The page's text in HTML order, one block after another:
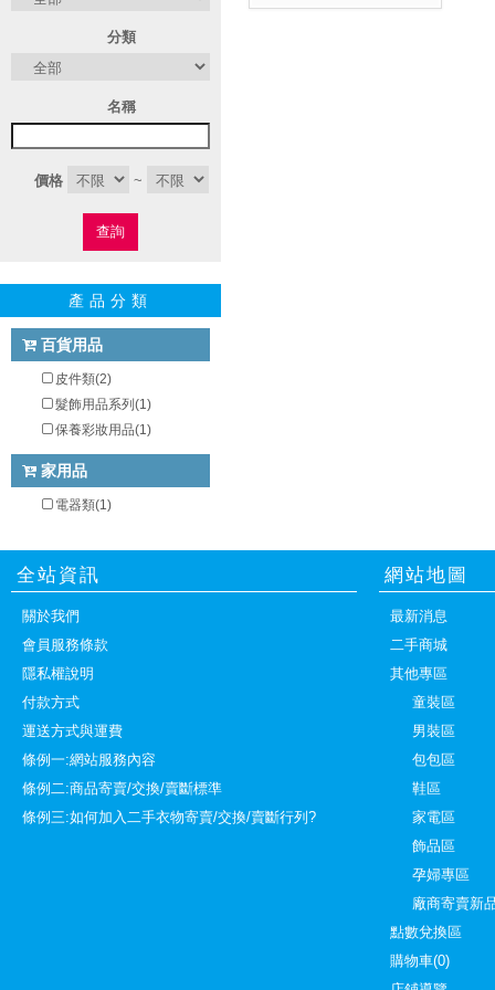
分類
名稱
價格 ~
查詢
產品分類
百貨用品
皮件類(2)
髮飾用品系列(1)
保養彩妝用品(1)
家用品
電器類(1)
全站資訊
關於我們
會員服務條款
隱私權說明
付款方式
運送方式與運費
條例一:網站服務內容
條例二:商品寄賣/交換/賣斷標準
條例三:如何加入二手衣物寄賣/交換/賣斷行列?
網站地圖
最新消息
二手商城
其他專區
童裝區
男裝區
包包區
鞋區
家電區
飾品區
孕婦專區
廠商寄賣新
點數兌換區
購物車(0)